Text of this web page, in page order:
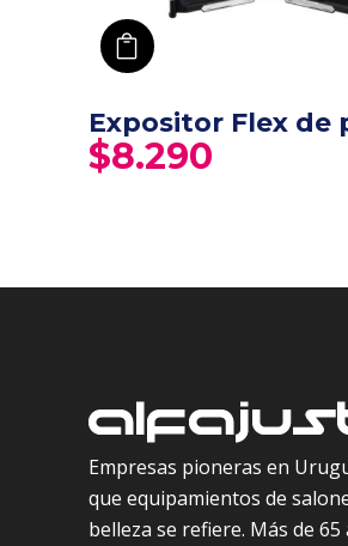
Expositor Flex de
$8.290
Empresas pioneras en
que equipamientos de
belleza se refiere. Más de 65